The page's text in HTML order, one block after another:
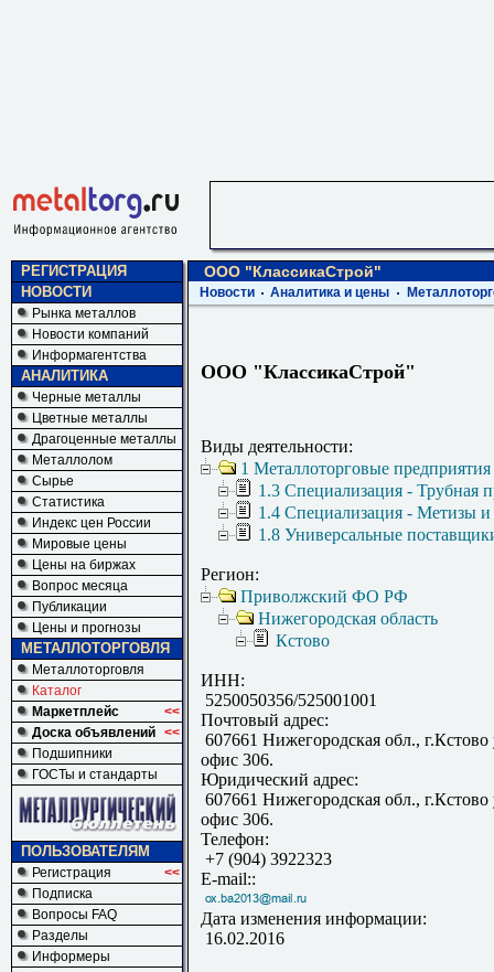
РЕГИСТРАЦИЯ
НОВОСТИ
Рынка металлов
Новости компаний
Информагентства
АНАЛИТИКА
Черные металлы
Цветные металлы
Драгоценные металлы
Металлолом
Сырье
Статистика
Индекс цен России
Мировые цены
Цены на биржах
Вопрос месяца
Публикации
Цены и прогнозы
МЕТАЛЛОТОРГОВЛЯ
Металлоторговля
Каталог
Маркетплейс
<<
Доска объявлений <<
Подшипники
ГОСТы и стандарты
ПОЛЬЗОВАТЕЛЯМ
Регистрация
<<
Подписка
Вопросы FAQ
Разделы
Информеры
ООО "КлассикаСтрой"
Новости Аналитика и цены
ООО "КлассикаСтрой"
Виды деятельности:
1 Металлоторговые
1.3 Специализация - Трубная
1.4 Специализация - Метизы
1.8 Универсальные
Регион:
Приволжский ФО РФ
Нижегородская область
Кстово
ИНН:
5250050356/525001001
Почтовый адрес:
607661 Нижегородская обл.,
офис 306.
Юридический адрес:
607661 Нижегородская обл.,
офис 306.
Телефон:
+7 (904) 3922323
E-mail::
Дата изменения информации:
16.02.2016